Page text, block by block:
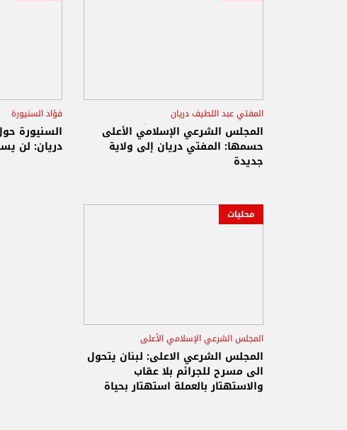
المفتي عبد اللطيف دريان
المجلس الشرعي الإسلامي الأعلى
المجلس الشرعي الإسلامي الأعلى
حسمها: المفتي دريان إلى ولاية
جديدة
فؤاد السنيورة
المجلس
المفتي عبد
السنيورة
دريان: لن
محليات
المجلس الشرعي الإسلامي الأعلى
المفتي عبد اللطيف دريان
جرائم
المجلس الشرعي الاعلى: لبنان يتحول
الى مسرح للجرائم بلا عقاب
والاستهتار بالعملة استهتار بحياة